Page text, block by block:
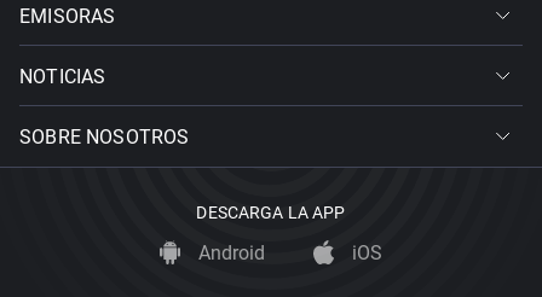
EMISORAS
NOTICIAS
SOBRE NOSOTROS
DESCARGA LA APP
Android iOS